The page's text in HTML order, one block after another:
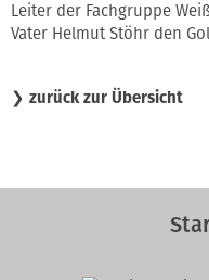
Leiter der Fachgruppe
Vater Helmut Stöhr den
❯ zurück zur Übersicht